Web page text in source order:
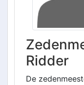
Ridder
De